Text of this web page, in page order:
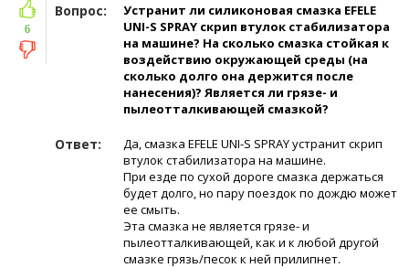
Вопрос:
Устранит ли силиконовая смазка EFELE
UNI-S SPRAY скрип втулок стабилизатора
на машине? На сколько смазка стойкая к
воздействию окружающей среды (на
сколько долго она держится после
нанесения)? Является ли грязе- и
пылеотталкивающей смазкой?
Ответ:
Да, смазка EFELE UNI-S SPRAY устранит скрип
втулок стабилизатора на машине.
При езде по сухой дороге смазка держаться
будет долго, но пару поездок по дождю может
ее смыть.
Эта смазка не является грязе- и
пылеотталкивающей, как и к любой другой
смазке грязь/песок к ней прилипнет.
6